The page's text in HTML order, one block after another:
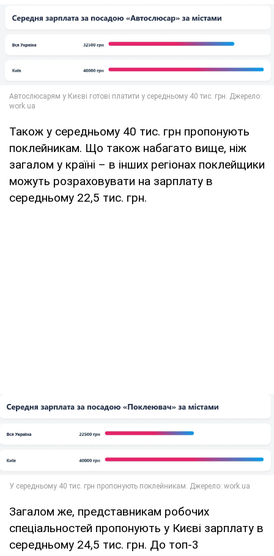
Також у середньому 40 тис. грн пропонують
поклейникам. Що також набагато вище, ніж
загалом у країні – в інших регіонах поклейщики
можуть розраховувати на зарплату в
середньому 22,5 тис. грн.
Загалом же, представникам робочих
спеціальностей пропонують у Києві зарплату в
середньому 24,5 тис. грн. До топ-3